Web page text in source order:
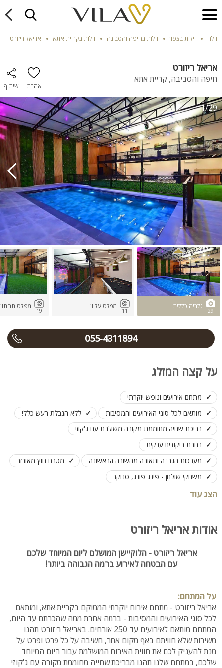
וילה וילות בצפון וילות בחיפה והסביבה וילות בקריית אתא אריאל ריזורט
אריאל ריזורט
חיפה והסביבה, קריית אתא
אהבתי שיתוף
1/29
29
גלריה כללית
11
מפלס עליון
19
מפלס תחתון
055-4311894
על קצה המזלג
מתחם אירועים ונופש יוקרתי
מותאם לכל סוגי האירועים והמסיבות
ללא הגבלת רעש כלל!
בריכת שחיה מחוממת מקורה משולבת עם ג'קוזי
רחבת ריקודים ענקית
מערכות הגברה ותאורה מהשורה הראשונה
מטבח חוץ מאובזר
משחקי שולחן - פינג פונג, סנוקר
חבילות אירוח בהתאמה אישיתהצג עוד
אודות אריאל ריזורט
אריאל ריזורט - הלוקיישן המושלם ליום המיוחד שלכם
עם הבטחה לאירוע ברמה הגבוהה ביותר!
על המתחם:
אריאל ריזורט - מתחם אירוח יוקרתי הממוקם בקריית אתא, ומותאם
לכל סוגי האירועים והמסיבות - ברמה אחרת ממה שהכרתם עד היום,
המתחם מותאם לאירועים עד 250 אורחים. באריאל ריזורט תהנו
משירות שלא חוויתם באף מקום אחר, חשיבה על כל פרט ופרט על
מנת להעניק לכם את חווית האירוח המושלמת עבור היום המיוחד
שלכם, במתחם שלנו תהנו מבריכת שחייה מחוממת מקורה עם ג'קוזי